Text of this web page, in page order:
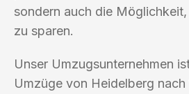
sondern auch die
zu sparen.
Unser Umzugsunternehmen
Umzüge von Heidelberg